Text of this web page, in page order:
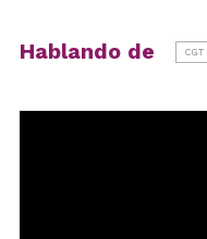
Hablando de CGT